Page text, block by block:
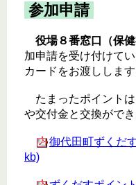
参加申請
役場８番窓口（保
加申請を受け付けて
カードをお渡しします
たまったポイント
や交付金と交換がで
御代田町ずくだ
kb)